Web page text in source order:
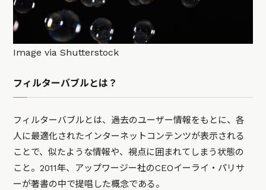
Image via Shutterstock
フィルターバブルとは？
フィルターバブルとは、過去のユーザー情報をもとに、各
人に最適化されたインターネットコンテンツが表示される
ことで、似たような情報や、視点に囲まれてしまう状態の
こと。2011年、アップワージー社のCEOイーライ・パリサ
ーが著書の中で提唱した概念である。